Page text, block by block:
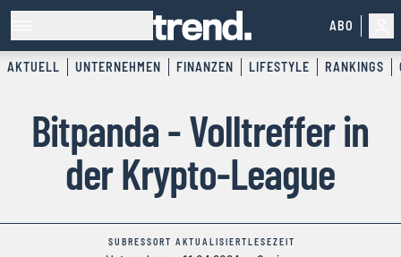
ABO
AKTUELL UNTERNEHMEN FINANZEN LIFESTYLE RANKINGS
Bitpanda - Volltreffer in
der Krypto-League
SUBRESSORT AKTUALISIERTLESEZEIT